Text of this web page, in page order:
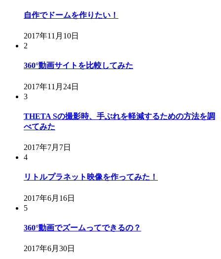
自作でドームを作りたい！
2017年11月10日
2
360°動画サイトを比較してみた
2017年11月24日
3
THETA Sの撮影時、手ぶれを軽減するための方法を調
べてみた
2017年7月7日
4
リトルプラネット映像を作ってみた！
2017年6月16日
5
360°動画でズームってできるの？
2017年6月30日